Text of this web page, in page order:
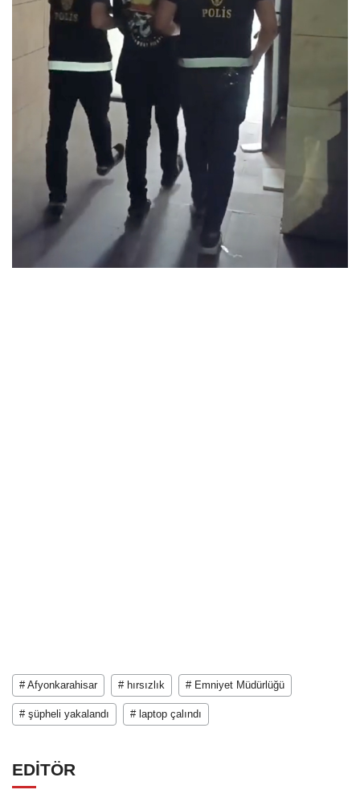
# Afyonkarahisar # hırsızlık # Emniyet Müdürlüğü
# şüpheli yakalandı # laptop çalındı
EDİTÖR